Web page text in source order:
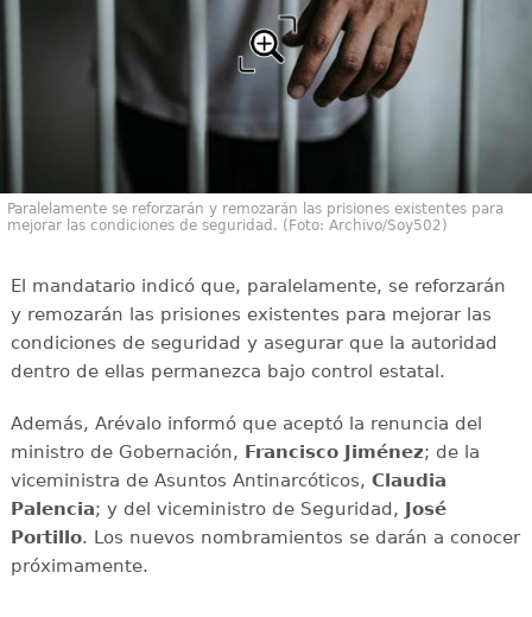
Paralelamente se reforzarán y remozarán las prisiones existentes para
mejorar las condiciones de seguridad. (Foto: Archivo/Soy502)
El mandatario indicó que, paralelamente, se reforzarán
y remozarán las prisiones existentes para mejorar las
condiciones de seguridad y asegurar que la autoridad
dentro de ellas permanezca bajo control estatal.
Además, Arévalo informó que aceptó la renuncia del
ministro de Gobernación, Francisco Jiménez; de la
viceministra de Asuntos Antinarcóticos, Claudia
Palencia; y del viceministro de Seguridad, José
Portillo. Los nuevos nombramientos se darán a conocer
próximamente.